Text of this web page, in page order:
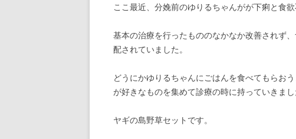
ここ最近、分娩前のゆりるちゃんがが下痢と食
基本の治療を行ったもののなかなか改善されず
配されていました。
どうにかゆりるちゃんにごはんを食べてもらお
が好きなものを集めて診療の時に持っていきまし
ヤギの島野草セットです。